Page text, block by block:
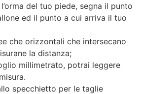
del tuo piede, segna il punto
ed il punto a cui arriva il tuo
che orizzontali che intersecano
la distanza;
millimetrato, potrai leggere
specchietto per le taglie